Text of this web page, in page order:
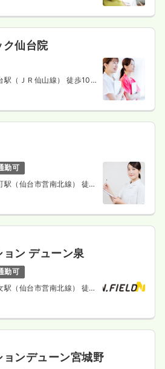
ク仙台院
駅（ＪＲ仙山線） 徒歩10
勤可
駅（仙台市営南北線） 徒歩
ン デューン泉
勤可
駅（仙台市営南北線） 徒歩
ンデューン宮城野